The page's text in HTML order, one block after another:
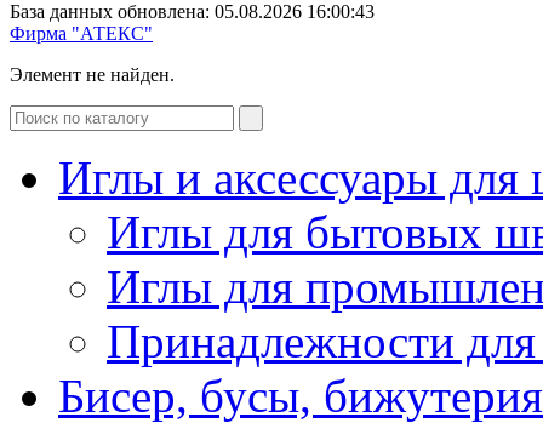
База данных обновлена: 05.08.2026 16:00:43
Фирма "АТЕКС"
Элемент не найден.
Иглы и аксессуары
Иглы для бытовых
Иглы для
Принадлежности
Бисер, бусы, бижутерия